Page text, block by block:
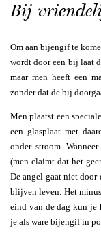
Bij-
Om aan bijengif te
wordt door een bij laat
maar men heeft een
zonder dat de bij
Men plaatst een
een glasplaat met
onder stroom.
(men claimt dat het
De angel gaat niet door
blijven leven. Het
eind van de dag kun je
je als ware bijengif in